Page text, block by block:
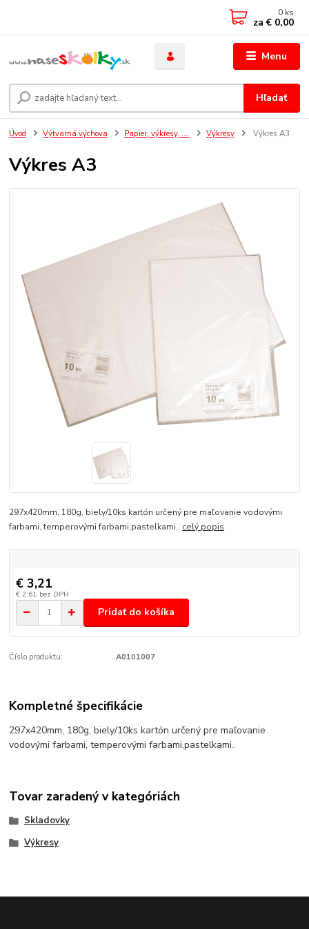
Menu
Hľadať
0 ks
za € 0,00
Úvod Výtvarná výchova Papier, výkresy, .... Výkresy Výkres A3
Výkres A3
297x420mm, 180g, biely/10ks kartón určený pre maľovanie vodovými
farbami, temperovými farbami,pastelkami.. celý popis
€ 3,21
€ 2,61 bez DPH
Pridať do košíka
Číslo produktu: A0101007
Kompletné špecifikácie
297x420mm, 180g, biely/10ks kartón určený pre maľovanie
vodovými farbami, temperovými farbami,pastelkami..
Tovar zaradený v kategóriách
Skladovky
Výkresy